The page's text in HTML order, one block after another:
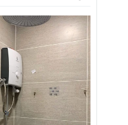
Mordor Intelligence
Việt Nam và review
đàn điện máy. kèm
aristonviet.com.